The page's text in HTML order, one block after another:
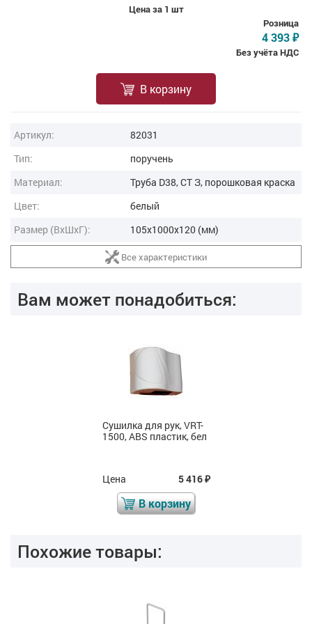
Цена за 1 шт
Розница
4 393 ₽
Без учёта НДС
В корзину
Артикул:
82031
Тип:
поручень
Материал:
Труба D38, СТ З, порошковая краска
Цвет:
белый
Размер (ВxШxГ):
105x1000x120 (мм)
Все характеристики
Вам может понадобиться:
Сушилка для рук, VRT-
1500, ABS пластик, бел
Цена 5 416₽
В корзину
Похожие товары: